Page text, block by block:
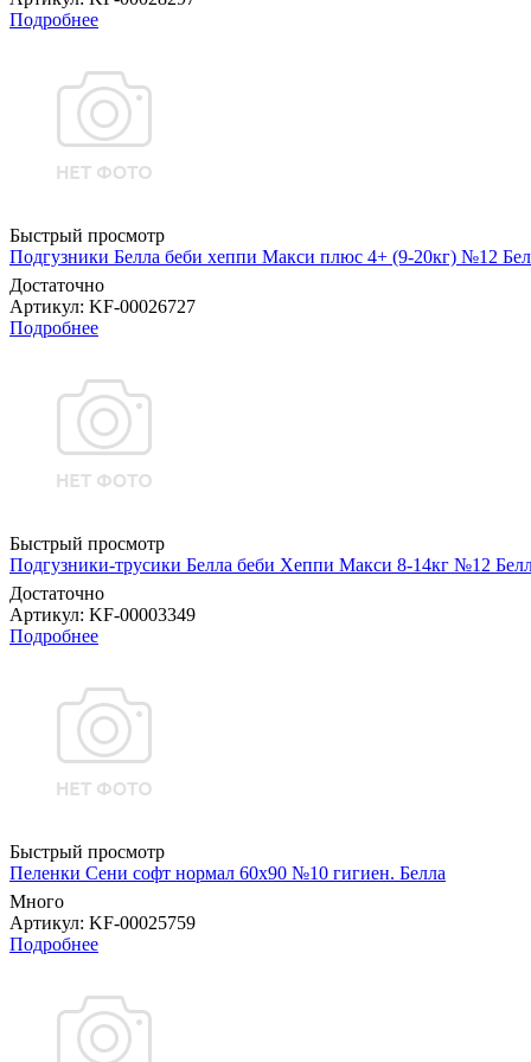
Подробнее
Быстрый просмотр
Подгузники Белла беби хеппи Макси плюс 4+ (9-20кг) №12
Достаточно
Артикул: KF-00026727
Подробнее
Быстрый просмотр
Подгузники-трусики Белла беби Хеппи Макси 8-14кг №12
Достаточно
Артикул: KF-00003349
Подробнее
Быстрый просмотр
Пеленки Сени софт нормал 60х90 №10 гигиен. Белла
Много
Артикул: KF-00025759
Подробнее